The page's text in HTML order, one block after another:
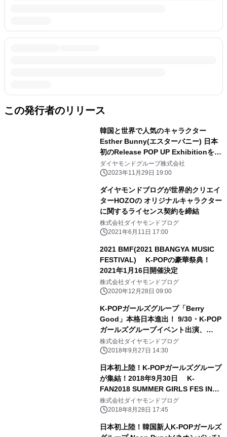
この発行者のリリース
韓国と世界で人気のキャラクター
Esther Bunny(エスターバニー) 日本
初のRelease POP UP Exhibitionを表
参道で開催決定！！
ダイヤモンドグループ株式会社
2023年11月29日 19:00
ダイヤモンドブログが世界的クリエイ
ターHOZOの オリジナルキャラクター
に関するライセンス契約を締結
株式会社ダイヤモンドブログ
2021年6月11日 17:00
2021 BMF(2021 BBANGYA MUSIC
FESTIVAL) K-POPの豪華祭典！
2021年1月16日開催決定
株式会社ダイヤモンドブログ
2020年12月28日 09:00
K-POPガールズグループ「Berry
Good」本格日本進出！ 9/30・K-POP
ガールズグループイベント出演、
10/18・日本進出後、初単独ファンミ
ーティングも開催！
株式会社ダイヤモンドブログ
2018年9月27日 14:30
日本初上陸！K-POPガールズグループ
が集結！2018年9月30日 K-
FAN2018 SUMMER GIRLS FES IN
JAPAN 開催決定！
株式会社ダイヤモンドブログ
2018年8月28日 17:45
日本初上陸！韓国新人K-POPガールズ